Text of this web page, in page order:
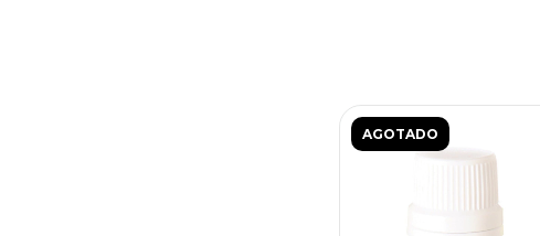
AGOTADO